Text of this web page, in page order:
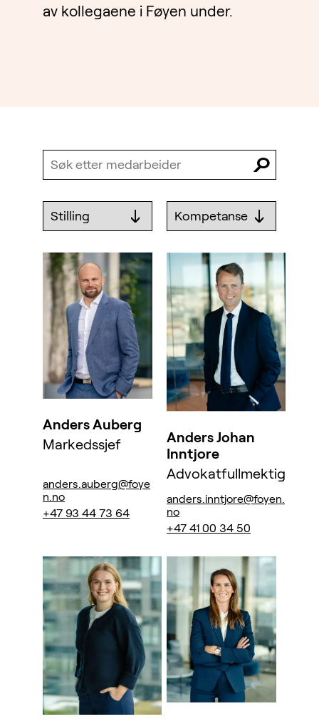
av kollegaene i Føyen under.
Anders Auberg
Markedssjef
anders.auberg@foye
n.no
+47 93 44 73 64
Anders Johan
Inntjore
Advokatfullmektig
anders.inntjore@foyen.
no
+47 41 00 34 50